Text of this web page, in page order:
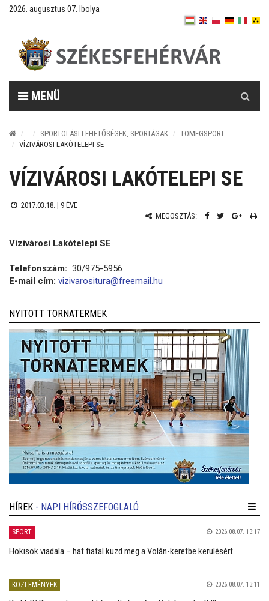
2026. augusztus 07. Ibolya
MENÜ
SPORTOLÁSI LEHETŐSÉGEK, SPORTÁGAK
TÖMEGSPORT
VÍZIVÁROSI LAKÓTELEPI SE
VÍZIVÁROSI LAKÓTELEPI SE
2017.03.18. | 9 ÉVE
MEGOSZTÁS:
Vízivárosi Lakótelepi SE
Telefonszám: 30/975-5956
E-mail cím: vizivarositura@freemail.hu
NYITOTT TORNATERMEK
HÍREK - NAPI HÍRÖSSZEFOGLALÓ
SPORT 2026.08.07. 13:17
Hokisok viadala – hat fiatal küzd meg a Volán-keretbe kerülésért
KÖZLEMÉNYEK 2026.08.07. 13:11